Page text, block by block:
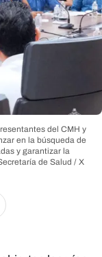
del CMH y
en la búsqueda de
y garantizar la
de Salud / X